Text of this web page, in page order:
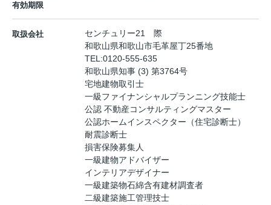
有効期限
取扱会社
センチュリー21 際
和歌山県和歌山市毛革屋丁25番地
TEL:0120-555-635
和歌山県知事 (3) 第3764号
宅地建物取引士
一級ファイナンシャルプランニング技能士
公認 不動産コンサルティングマスター
公認ホームインスペクター（住宅診断士）
耐震診断士
損害保険募集人
一級建物アドバイザー
インテリアデザイナー
一級建築物石綿含有建材調査者
二級建築施工管理技士